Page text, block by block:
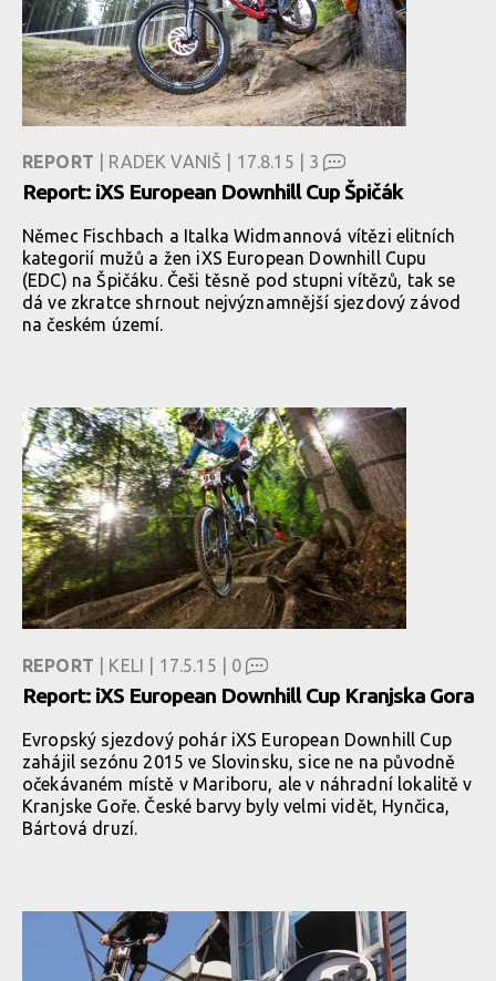
REPORT | RADEK VANIŠ | 17.8.15 | 3
Report: iXS European Downhill Cup Špičák
Němec Fischbach a Italka Widmannová vítězi elitních
kategorií mužů a žen iXS European Downhill Cupu
(EDC) na Špičáku. Češi těsně pod stupni vítězů, tak se
dá ve zkratce shrnout nejvýznamnější sjezdový závod
na českém území.
REPORT | KELI | 17.5.15 | 0
Report: iXS European Downhill Cup Kranjska Gora
Evropský sjezdový pohár iXS European Downhill Cup
zahájil sezónu 2015 ve Slovinsku, sice ne na původně
očekávaném místě v Mariboru, ale v náhradní lokalitě v
Kranjske Goře. České barvy byly velmi vidět, Hynčica,
Bártová druzí.